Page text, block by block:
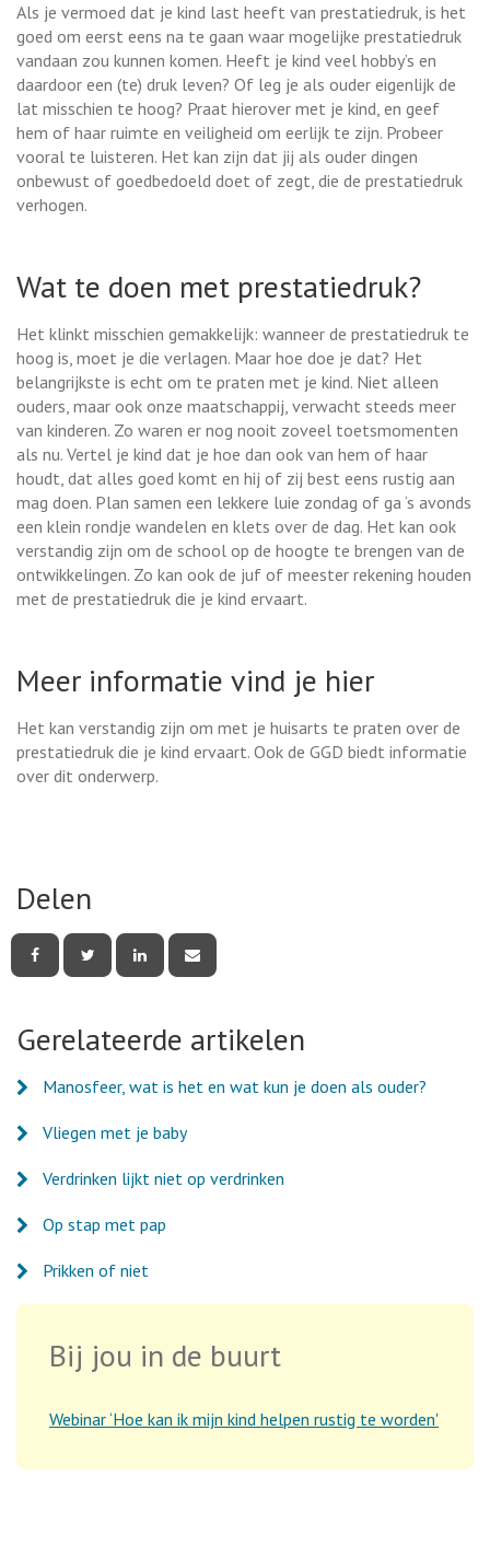
Als je vermoed dat je kind last heeft van prestatiedruk, is het
goed om eerst eens na te gaan waar mogelijke prestatiedruk
vandaan zou kunnen komen. Heeft je kind veel hobby’s en
daardoor een (te) druk leven? Of leg je als ouder eigenlijk de
lat misschien te hoog? Praat hierover met je kind, en geef
hem of haar ruimte en veiligheid om eerlijk te zijn. Probeer
vooral te luisteren. Het kan zijn dat jij als ouder dingen
onbewust of goedbedoeld doet of zegt, die de prestatiedruk
verhogen.
Wat te doen met prestatiedruk?
Het klinkt misschien gemakkelijk: wanneer de prestatiedruk te
hoog is, moet je die verlagen. Maar hoe doe je dat? Het
belangrijkste is echt om te praten met je kind. Niet alleen
ouders, maar ook onze maatschappij, verwacht steeds meer
van kinderen. Zo waren er nog nooit zoveel toetsmomenten
als nu. Vertel je kind dat je hoe dan ook van hem of haar
houdt, dat alles goed komt en hij of zij best eens rustig aan
mag doen. Plan samen een lekkere luie zondag of ga ‘s avonds
een klein rondje wandelen en klets over de dag. Het kan ook
verstandig zijn om de school op de hoogte te brengen van de
ontwikkelingen. Zo kan ook de juf of meester rekening houden
met de prestatiedruk die je kind ervaart.
Meer informatie vind je hier
Het kan verstandig zijn om met je huisarts te praten over de
prestatiedruk die je kind ervaart. Ook de GGD biedt informatie
over dit onderwerp.
Delen
deze deze deze deze
mail
Gerelateerde artikelen
Manosfeer, wat is het en wat kun je doen als ouder?
Vliegen met je baby
Verdrinken lijkt niet op verdrinken
Op stap met pap
Prikken of niet
Bij jou in de buurt
Webinar ‘Hoe kan ik mijn kind helpen rustig te worden'